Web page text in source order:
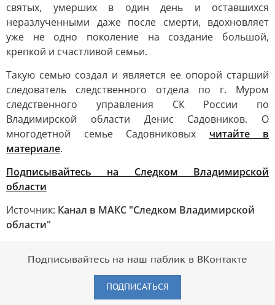
святых, умерших в один день и оставшихся
неразлученными даже после смерти, вдохновляет
уже не одно поколение на создание большой,
крепкой и счастливой семьи.
Такую семью создал и является ее опорой старший
следователь следственного отдела по г. Муром
следственного управления СК России по
Владимирской области Денис Садовников. О
многодетной семье Садовниковых читайте в
материале.
Подписывайтесь на Следком Владимирской
области
Источник: Канал в МАКС "Следком Владимирской
области"
Подписывайтесь на наш паблик в ВКонтакте
ПОДПИСАТЬСЯ